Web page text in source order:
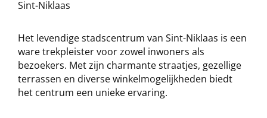
Sint-Niklaas
Het levendige stadscentrum van Sint-Niklaas is een
ware trekpleister voor zowel inwoners als
bezoekers. Met zijn charmante straatjes, gezellige
terrassen en diverse winkelmogelijkheden biedt
het centrum een unieke ervaring.